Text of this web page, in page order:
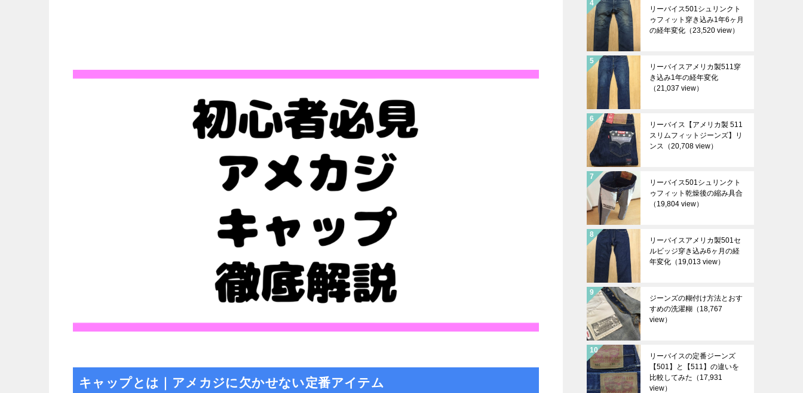
キャップとは｜アメカジに欠かせない定番アイテム
リーバイス501シュリンクト
ゥフィット穿き込み1年6ヶ月
の経年変化 （23,520 view）
リーバイスアメリカ製511穿
き込み1年の経年変化
（21,037 view）
リーバイス【アメリカ製 511
スリムフィットジーンズ】リ
ンス （20,708 view）
リーバイス501シュリンクト
ゥフィット乾燥後の縮み具合
（19,804 view）
リーバイスアメリカ製501セ
ルビッジ穿き込み6ヶ月の経
年変化 （19,013 view）
ジーンズの糊付け方法とおす
すめの洗濯糊 （18,767
view）
リーバイスの定番ジーンズ
【501】と【511】の違いを
比較してみた （17,931
view）